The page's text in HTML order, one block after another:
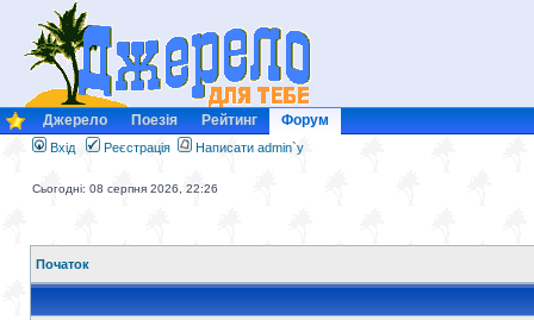
Джерело Поезія Рейтинг Форум
Вхід Реєстрація Написати admin`у
Сьогодні: 08 серпня 2026, 22:26
Початок